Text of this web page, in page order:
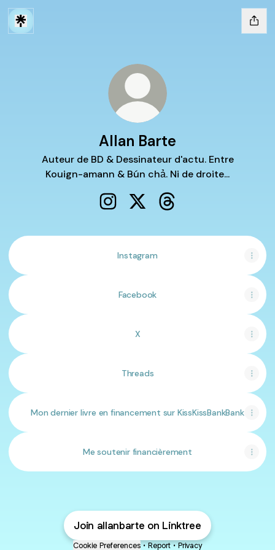
Allan Barte
Auteur de BD & Dessinateur d'actu. Entre
Kouign-amann & Bún chả. Ni de droite...
Instagram
Facebook
X
Threads
Mon dernier livre en financement sur KissKissBankBank
Me soutenir financièrement
Join allanbarte on Linktree
Cookie Preferences • Report • Privacy